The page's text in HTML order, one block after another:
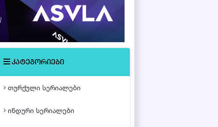
ეროტიული
ისტორიული
მძაფრ-სიუჟეტიანი
კატეგორიები
თურქული სერიალები
ინდური სერიალები